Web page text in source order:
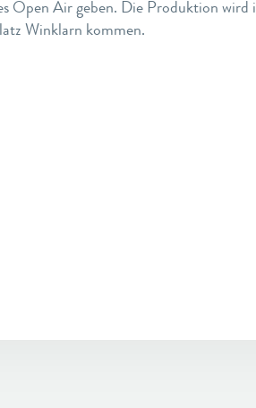
Open Air geben. Die Produktion
Winklarn kommen.